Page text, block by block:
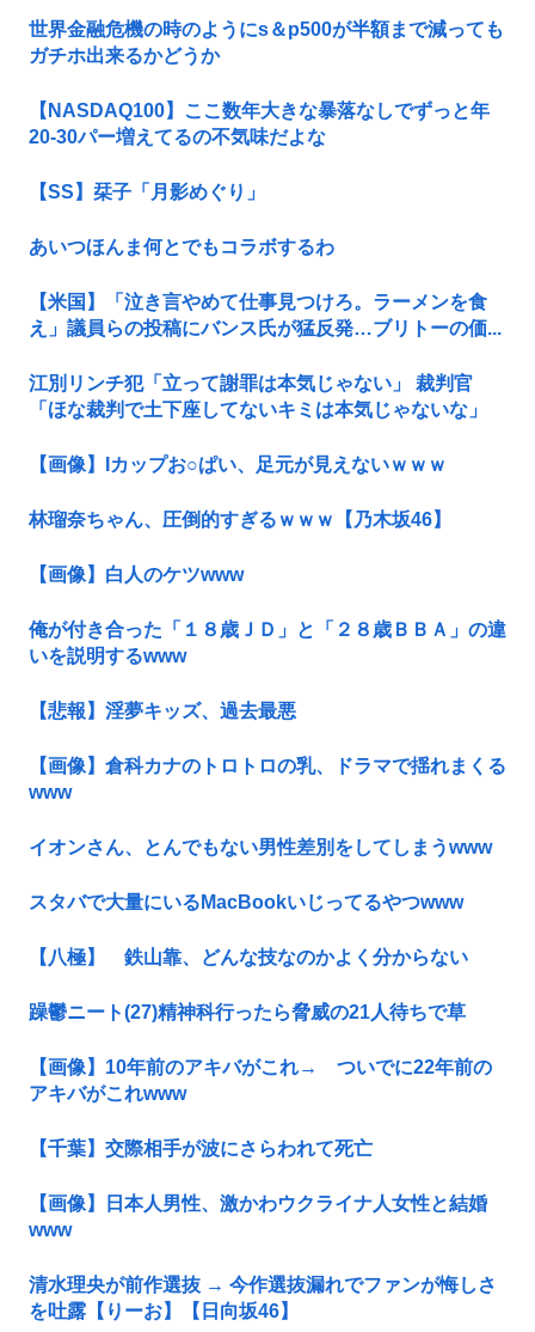
世界金融危機の時のようにs＆p500が半額まで減っても
ガチホ出来るかどうか
【NASDAQ100】ここ数年大きな暴落なしでずっと年
20-30パー増えてるの不気味だよな
【SS】栞子「月影めぐり」
あいつほんま何とでもコラボするわ
【米国】「泣き言やめて仕事見つけろ。ラーメンを食
え」議員らの投稿にバンス氏が猛反発…ブリトーの価...
江別リンチ犯「立って謝罪は本気じゃない」 裁判官
「ほな裁判で土下座してないキミは本気じゃないな」
【画像】Iカップお○ぱい、足元が見えないｗｗｗ
林瑠奈ちゃん、圧倒的すぎるｗｗｗ【乃木坂46】
【画像】白人のケツwww
俺が付き合った「１８歳ＪＤ」と「２８歳ＢＢＡ」の違
いを説明するwww
【悲報】淫夢キッズ、過去最悪
【画像】倉科カナのトロトロの乳、ドラマで揺れまくる
www
イオンさん、とんでもない男性差別をしてしまうwww
スタバで大量にいるMacBookいじってるやつwww
【八極】 鉄山靠、どんな技なのかよく分からない
躁鬱ニート(27)精神科行ったら脅威の21人待ちで草
【画像】10年前のアキバがこれ→ ついでに22年前の
アキバがこれwww
【千葉】交際相手が波にさらわれて死亡
【画像】日本人男性、激かわウクライナ人女性と結婚
www
清水理央が前作選抜 → 今作選抜漏れでファンが悔しさ
を吐露【りーお】【日向坂46】